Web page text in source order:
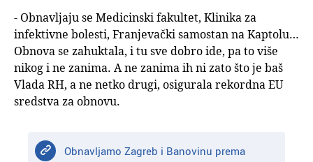
- Obnavljaju se Medicinski fakultet, Klinika za
infektivne bolesti, Franjevački samostan na Kaptolu…
Obnova se zahuktala, i tu sve dobro ide, pa to više
nikog i ne zanima. A ne zanima ih ni zato što je baš
Vlada RH, a ne netko drugi, osigurala rekordna EU
sredstva za obnovu.
Obnavljamo Zagreb i Banovinu prema